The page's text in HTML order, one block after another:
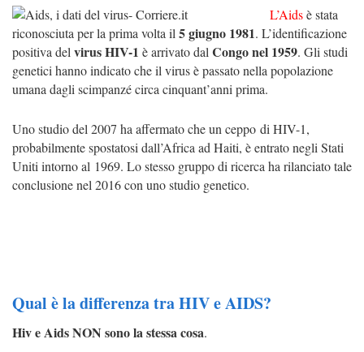
L’Aidsè stata
riconosciuta per la prima volta il 5 giugno 1981. L’identificazione
positiva del virus HIV-1 è arrivato dal Congo nel 1959. Gli studi
genetici hanno indicato che il virus è passato nella popolazione
umana dagli scimpanzé circa cinquant’anni prima.
Uno studio del 2007 ha affermato che un ceppo di HIV-1,
probabilmente spostatosi dall’Africa ad Haiti, è entrato negli Stati
Uniti intorno al 1969. Lo stesso gruppo di ricerca ha rilanciato tale
conclusione nel 2016 con uno studio genetico.
Qual è la differenza tra HIV e AIDS?
Hiv e Aids NON sono la stessa cosa.